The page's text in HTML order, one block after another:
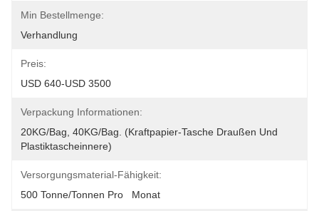
Min Bestellmenge:
Verhandlung
Preis:
USD 640-USD 3500
Verpackung Informationen:
20KG/Bag, 40KG/Bag. (Kraftpapier-Tasche Draußen Und
Plastiktascheinnere)
Versorgungsmaterial-Fähigkeit:
500 Tonne/Tonnen Pro   Monat